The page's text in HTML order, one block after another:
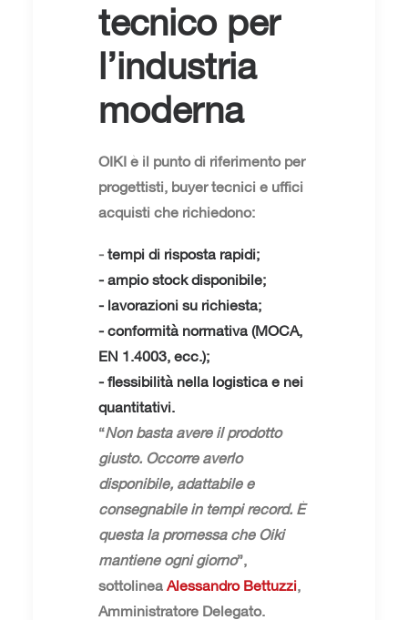
tecnico per
l’industria
moderna
OIKI è il punto di riferimento per
progettisti, buyer tecnici e uffici
acquisti che richiedono:
- tempi di risposta rapidi;
- ampio stock disponibile;
- lavorazioni su richiesta;
- conformità normativa (MOCA,
EN 1.4003, ecc.);
- flessibilità nella logistica e nei
quantitativi.
“Non basta avere il prodotto
giusto. Occorre averlo
disponibile, adattabile e
consegnabile in tempi record. È
questa la promessa che Oiki
mantiene ogni giorno”,
sottolinea Alessandro Bettuzzi,
Amministratore Delegato.